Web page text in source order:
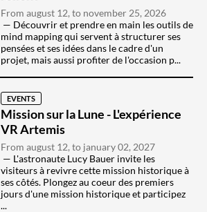
From august 12, to november 25, 2026
Découvrir et prendre en main les outils de
mind mapping qui servent à structurer ses
pensées et ses idées dans le cadre d'un
projet, mais aussi profiter de l'occasion p...
EVENTS
Mission sur la Lune - L'expérience
VR Artemis
From august 12, to january 02, 2027
L'astronaute Lucy Bauer invite les
visiteurs à revivre cette mission historique à
ses côtés. Plongez au coeur des premiers
jours d'une mission historique et participez
...